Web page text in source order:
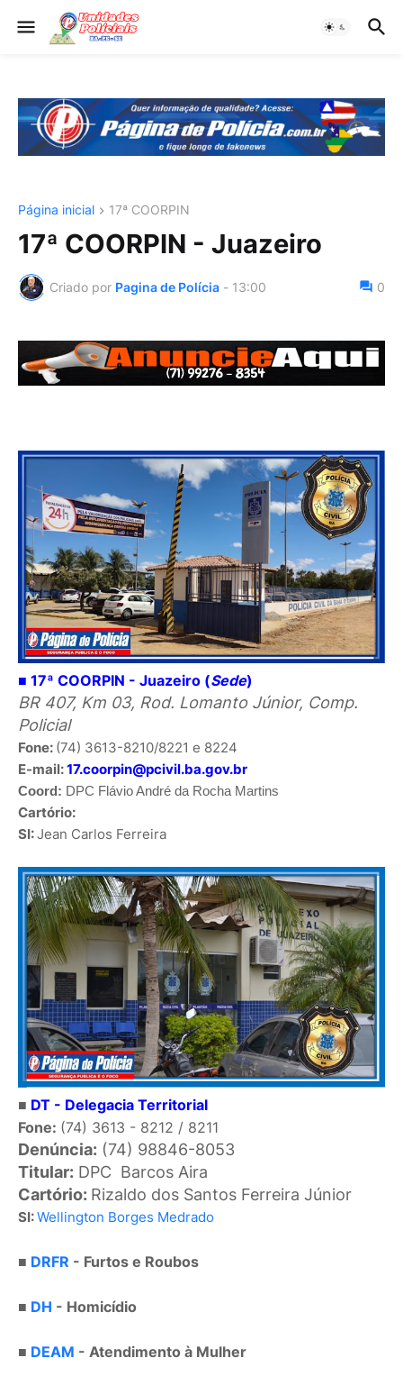
Página inicial 17ª COORPIN
17ª COORPIN - Juazeiro
Criado por Pagina de Polícia - 13:00 0
■ 17ª COORPIN - Juazeiro (Sede)
BR 407, Km 03, Rod. Lomanto Júnior, Comp.
Policial
Fone: (74) 3613-8210/8221 e 8224
E-mail:17.coorpin@pcivil.ba.gov.br
Coord: DPC Flávio André da Rocha Martins
Cartório:
SI:Jean Carlos Ferreira
■ DT - Delegacia Territorial
Fone: (74) 3613 - 8212 / 8211
Denúncia: (74) 98846-8053
Titular: DPC Barcos Aira
Cartório: Rizaldo dos Santos Ferreira Júnior
SI:Wellington Borges Medrado
■ DRFR - Furtos e Roubos
■ DH - Homicídio
■ DEAM - Atendimento à Mulher